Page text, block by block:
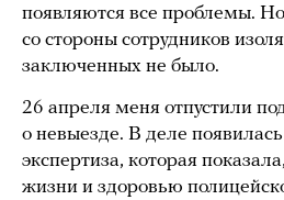
появляются все проблемы.
со стороны сотрудников
заключенных не было.
26 апреля меня отпустили
о невыезде. В деле
экспертиза, которая
жизни и здоровью